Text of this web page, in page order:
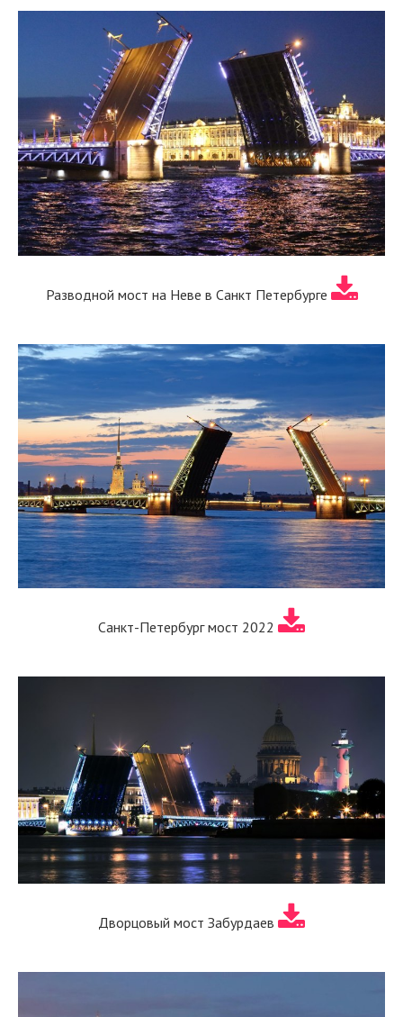
Разводной мост на Неве в Санкт Петербурге
Санкт-Петербург мост 2022
Дворцовый мост Забурдаев